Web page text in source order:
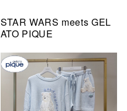
STAR WARS meets GEL
ATO PIQUE